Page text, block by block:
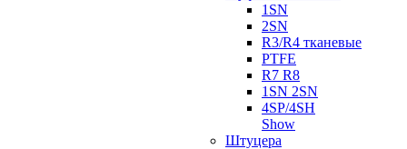
1SN
2SN
R3/R4 тканевые
PTFE
R7 R8
1SN 2SN
4SP/4SH
Show
Штуцера